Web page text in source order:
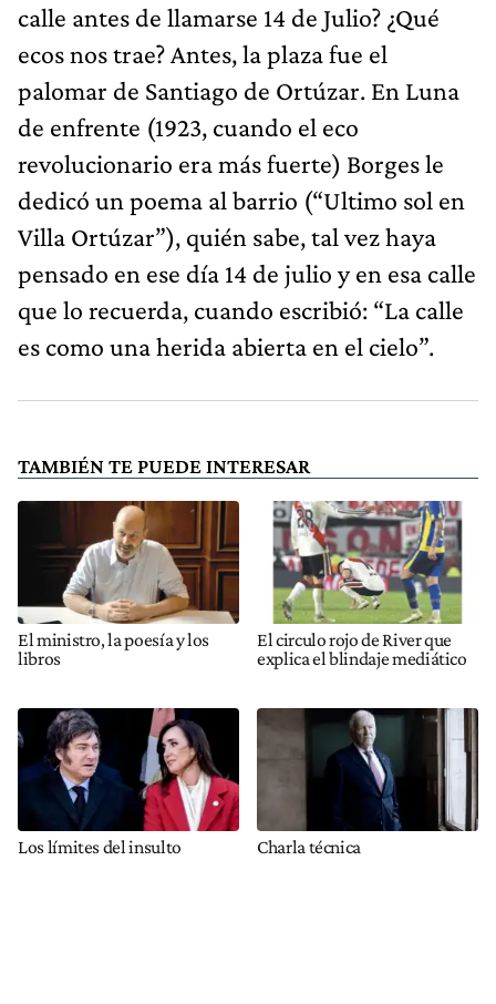
calle antes de llamarse 14 de Julio? ¿Qué
ecos nos trae? Antes, la plaza fue el
palomar de Santiago de Ortúzar. En Luna
de enfrente (1923, cuando el eco
revolucionario era más fuerte) Borges le
dedicó un poema al barrio (“Ultimo sol en
Villa Ortúzar”), quién sabe, tal vez haya
pensado en ese día 14 de julio y en esa calle
que lo recuerda, cuando escribió: “La calle
es como una herida abierta en el cielo”.
TAMBIÉN TE PUEDE INTERESAR
El ministro, la poesía y los
libros
El circulo rojo de River que
explica el blindaje mediático
Los límites del insulto Charla técnica